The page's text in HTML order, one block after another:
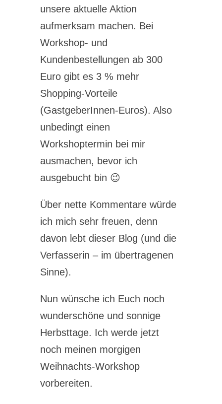
unsere aktuelle Aktion
aufmerksam machen. Bei
Workshop- und
Kundenbestellungen ab 300
Euro gibt es 3 % mehr
Shopping-Vorteile
(GastgeberInnen-Euros). Also
unbedingt einen
Workshoptermin bei mir
ausmachen, bevor ich
ausgebucht bin 😉
Über nette Kommentare würde
ich mich sehr freuen, denn
davon lebt dieser Blog (und die
Verfasserin – im übertragenen
Sinne).
Nun wünsche ich Euch noch
wunderschöne und sonnige
Herbsttage. Ich werde jetzt
noch meinen morgigen
Weihnachts-Workshop
vorbereiten.